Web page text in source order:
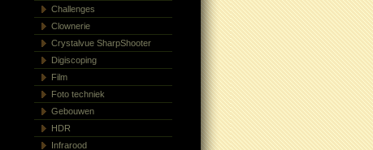
Challenges
Clownerie
Crystalvue SharpShooter
Digiscoping
Film
Foto techniek
Gebouwen
HDR
Infrarood